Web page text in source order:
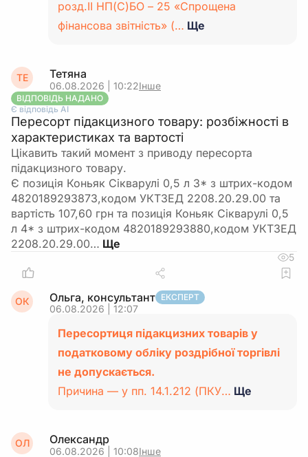
розд.ІІ НП(С)БО – 25 «Спрощена
фінансова звітність» (… Ще
ТЕ Тетяна
06.08.2026 | 10:22Інше
ВІДПОВІДЬ НАДАНО
Є відповідь АІ
Пересорт підакцизного товару: розбіжності в
характеристиках та вартості
Цікавить такий момент з приводу пересорта
підакцизного товару.
Є позиція Коньяк Сікварулі 0,5 л 3* з штрих-кодом
4820189293873,кодом УКТЗЕД 2208.20.29.00 та
вартість 107,60 грн та позиція Коньяк Сікварулі 0,5
л 4* з штрих-кодом 4820189293880,кодом УКТЗЕД
2208.20.29.00…
5
ОК Ольга, консультант ЕКСПЕРТ
06.08.2026 | 12:07
Пересортиця підакцизних товарів у
податковому обліку роздрібної торгівлі
не допускається.
Причина — у пп. 14.1.212 (ПКУ… Ще
ОЛ Олександр
06.08.2026 | 10:08Інше